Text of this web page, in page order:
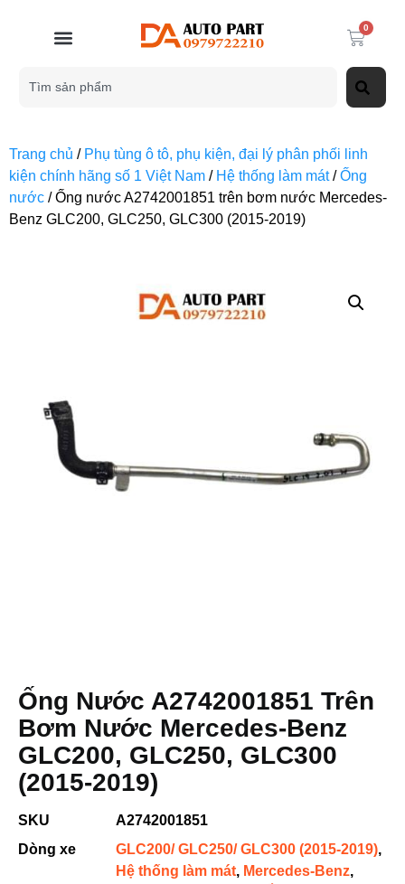
0
Trang chủ / Phụ tùng ô tô, phụ kiện, đại lý phân phối linh
kiện chính hãng số 1 Việt Nam / Hệ thống làm mát/Ống
nước / Ống nước A2742001851 trên bơm nước Mercedes-
Benz GLC200, GLC250, GLC300 (2015-2019)
Ống Nước A2742001851 Trên
Bơm Nước Mercedes-Benz
GLC200, GLC250, GLC300
(2015-2019)
SKU
A2742001851
Dòng xe
GLC200/ GLC250/ GLC300 (2015-2019),
Hệ thống làm mát, Mercedes-Benz,